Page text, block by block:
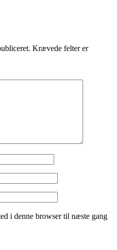
Krævede felter er
i denne browser til næste gang